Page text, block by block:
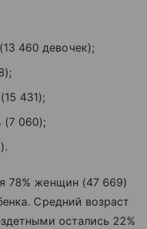
460 девочек);
431);
(7 060);
78% женщин (47 669)
Средний возраст
остались 22%